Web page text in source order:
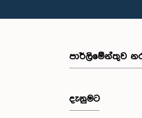
පාර්ලි‌මේන්තුව
දැනුමට